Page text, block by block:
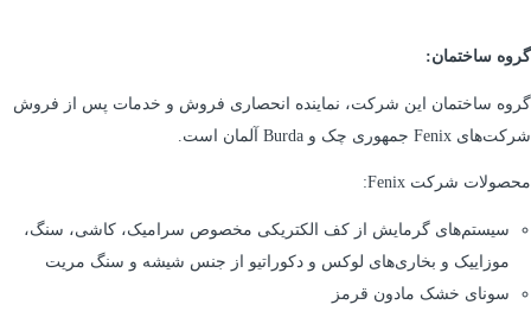
گروه ساختمان:
گروه ساختمان این شرکت، نماینده انحصاری فروش و خدمات پس از فروش
شرکت‌های Fenix جمهوری چک و Burda آلمان است.
محصولات شرکت Fenix:
سیستم‌های گرمایش از کف الکتریکی مخصوص سرامیک، کاشی، سنگ،
موزاییک و بخاری‌های لوکس و دکوراتیو از جنس شیشه و سنگ مریت
سونای خشک مادون قرمز